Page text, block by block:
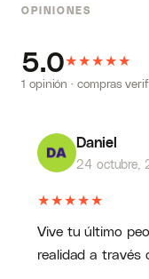
OPINIONES
5.0★★★★★
1 opinión · compras
Daniel
24 octubre,
★★★★★
Vive tu último
realidad a través